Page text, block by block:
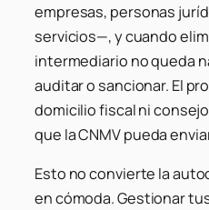
empresas, personas
servicios—, y cuando
intermediario no queda
auditar o sancionar. El
domicilio fiscal ni
que la CNMV pueda
Esto no convierte la
en cómoda. Gestionar